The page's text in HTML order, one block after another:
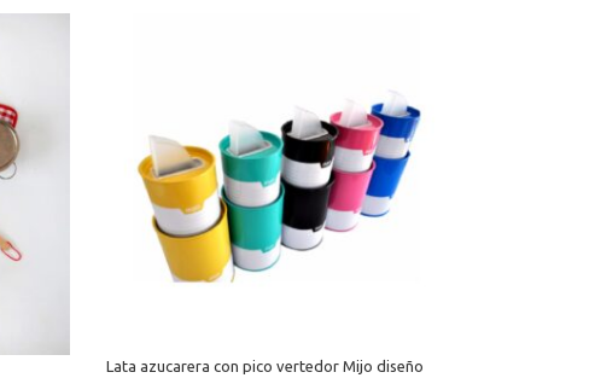
Lata azucarera con pico vertedor Mijo diseño